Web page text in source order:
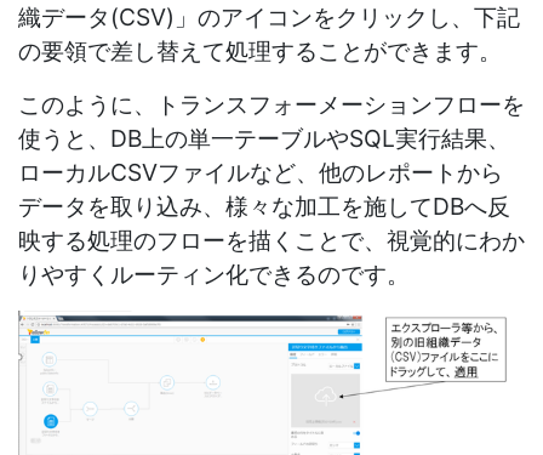
織データ(CSV)」のアイコンをクリックし、下記
の要領で差し替えて処理することができます。
このように、トランスフォーメーションフローを
使うと、DB上の単一テーブルやSQL実行結果、
ローカルCSVファイルなど、他のレポートから
データを取り込み、様々な加工を施してDBへ反
映する処理のフローを描くことで、視覚的にわか
りやすくルーティン化できるのです。